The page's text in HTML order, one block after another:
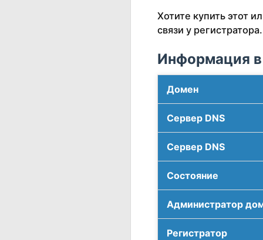
Хотите купить этот
связи у регистратора.
Информация в
Домен
Сервер DNS
Сервер DNS
Соcтояние
Администратор
Регистратор